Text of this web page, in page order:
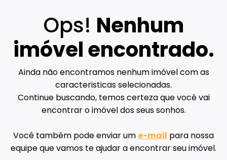
Ops! Nenhum
imóvel encontrado.
Ainda não encontramos nenhum imóvel com as
caracteristicas selecionadas.
Continue buscando, temos certeza que você vai
encontrar o imóvel dos seus sonhos.
Você também pode enviar um e-mail para nossa
equipe que vamos te ajudar a encontrar seu imóvel.